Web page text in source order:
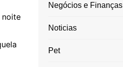
noite
Negócios e Finanças
Noticias
Pet